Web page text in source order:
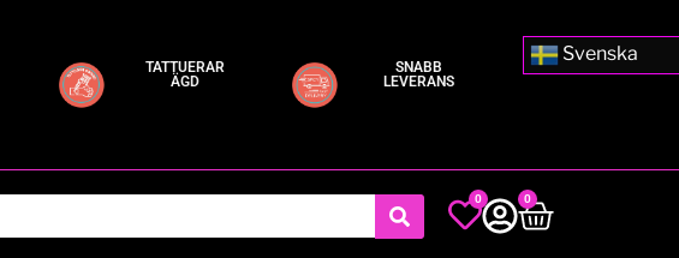
TATTUERAR
ÄGD
SNABB
LEVERANS
Svenska
0 0